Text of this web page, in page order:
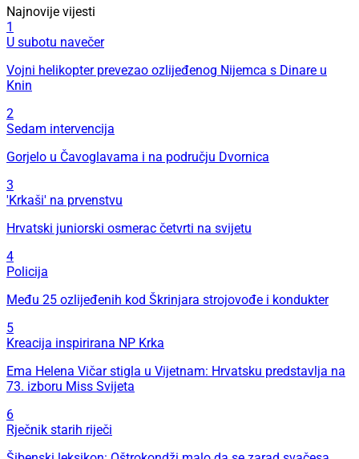
Najnovije vijesti
1
U subotu navečer
Vojni helikopter prevezao ozlijeđenog Nijemca s Dinare u
Knin
2
Sedam intervencija
Gorjelo u Čavoglavama i na području Dvornica
3
'Krkaši' na prvenstvu
Hrvatski juniorski osmerac četvrti na svijetu
4
Policija
Među 25 ozlijeđenih kod Škrinjara strojovođe i kondukter
5
Kreacija inspirirana NP Krka
Ema Helena Vičar stigla u Vijetnam: Hrvatsku predstavlja na
73. izboru Miss Svijeta
6
Rječnik starih riječi